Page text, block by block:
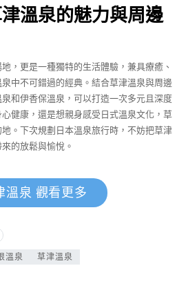
溫泉的魅力與周邊
，更是一種獨特的生活體驗，兼具療癒、
中不可錯過的經典。結合草津溫泉與周邊
和伊香保溫泉，可以打造一次多元且深度
健康，還是想親身感受日式溫泉文化，草
。下次規劃日本溫泉旅行時，不妨把草津
的放鬆與愉悅。
溫泉 觀看更多
溫泉 草津溫泉